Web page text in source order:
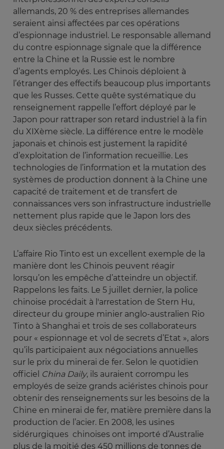
allemands, 20 % des entreprises allemandes
seraient ainsi affectées par ces opérations
d’espionnage industriel. Le responsable allemand
du contre espionnage signale que la différence
entre la Chine et la Russie est le nombre
d’agents employés. Les Chinois déploient à
l’étranger des effectifs beaucoup plus importants
que les Russes. Cette quête systématique du
renseignement rappelle l’effort déployé par le
Japon pour rattraper son retard industriel à la fin
du XIXème siècle. La différence entre le modèle
japonais et chinois est justement la rapidité
d’exploitation de l’information recueillie. Les
technologies de l’information et la mutation des
systèmes de production donnent à la Chine une
capacité de traitement et de transfert de
connaissances vers son infrastructure industrielle
nettement plus rapide que le Japon lors des
deux siècles précédents.
L’affaire Rio Tinto est un excellent exemple de la
manière dont les Chinois peuvent réagir
lorsqu’on les empêche d’atteindre un objectif.
Rappelons les faits. Le 5 juillet dernier, la police
chinoise procédait à l'arrestation de Stern Hu,
directeur du groupe minier anglo-australien Rio
Tinto à Shanghai et trois de ses collaborateurs
pour « espionnage et vol de secrets d’Etat », alors
qu’ils participaient aux négociations annuelles
sur le prix du minerai de fer. Selon le quotidien
officiel China Daily, ils auraient corrompu les
employés de seize grands aciéristes chinois pour
obtenir des renseignements sur les besoins de la
Chine en minerai de fer, matière première dans la
production de l’acier. En 2008, les usines
sidérurgiques chinoises ont importé d’Australie
plus de la moitié des 450 millions de tonnes de